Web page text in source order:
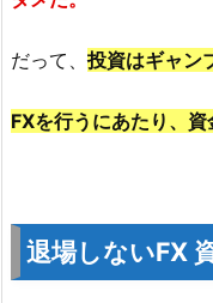
だって、 投資はギャン
FXを行うにあたり、
退場しないFX